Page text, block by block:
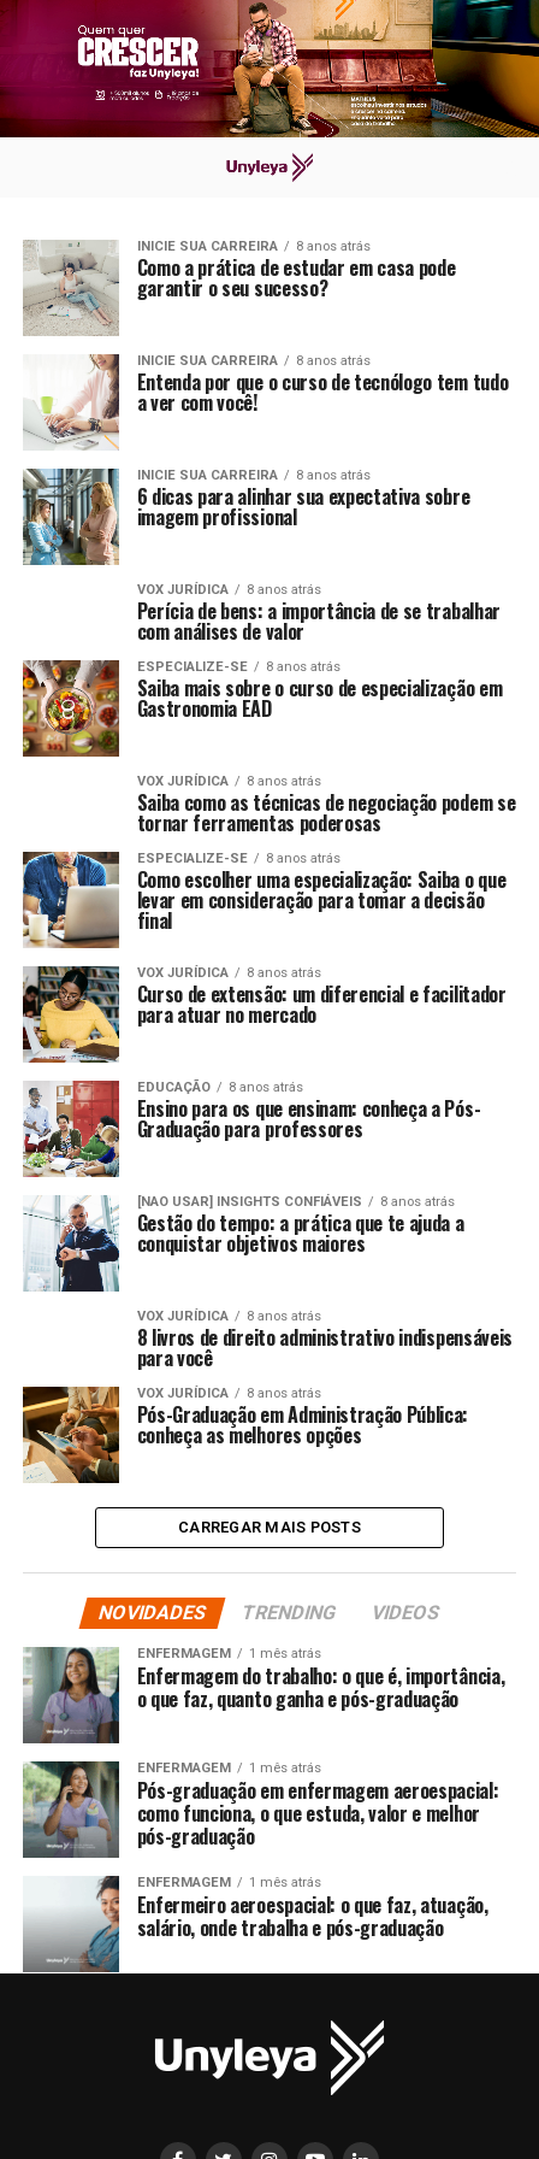
INICIE SUA CARREIRA 8 anos atrás
Como a prática de estudar em casa pode
garantir o seu sucesso?
INICIE SUA CARREIRA 8 anos atrás
Entenda por que o curso de tecnólogo tem tudo
a ver com você!
INICIE SUA CARREIRA 8 anos atrás
6 dicas para alinhar sua expectativa sobre
imagem profissional
VOX JURÍDICA 8 anos atrás
Perícia de bens: a importância de se trabalhar
com análises de valor
ESPECIALIZE-SE 8 anos atrás
Saiba mais sobre o curso de especialização em
Gastronomia EAD
VOX JURÍDICA 8 anos atrás
Saiba como as técnicas de negociação podem se
tornar ferramentas poderosas
ESPECIALIZE-SE 8 anos atrás
Como escolher uma especialização: Saiba o que
levar em consideração para tomar a decisão
final
VOX JURÍDICA 8 anos atrás
Curso de extensão: um diferencial e facilitador
para atuar no mercado
EDUCAÇÃO 8 anos atrás
Ensino para os que ensinam: conheça a Pós-
Graduação para professores
[NAO USAR] INSIGHTS CONFIÁVEIS 8 anos atrás
Gestão do tempo: a prática que te ajuda a
conquistar objetivos maiores
VOX JURÍDICA 8 anos atrás
8 livros de direito administrativo indispensáveis
para você
VOX JURÍDICA 8 anos atrás
Pós-Graduação em Administração Pública:
conheça as melhores opções
CARREGAR MAIS POSTS
NOVIDADES TRENDING VIDEOS
ENFERMAGEM 1 mês atrás
Enfermagem do trabalho: o que é, importância,
o que faz, quanto ganha e pós-graduação
ENFERMAGEM 1 mês atrás
Pós-graduação em enfermagem aeroespacial:
como funciona, o que estuda, valor e melhor
pós-graduação
ENFERMAGEM 1 mês atrás
Enfermeiro aeroespacial: o que faz, atuação,
salário, onde trabalha e pós-graduação